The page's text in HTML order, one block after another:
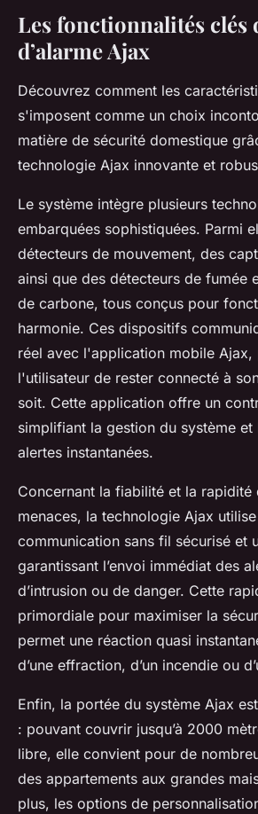
Les fonctionnalités clés
d’alarme Ajax
Découvrez comment les
s'imposent comme un choix
matière de sécurité domestique
technologie Ajax innovante et
Le système intègre plusieurs
embarquées sophistiquées. Parmi
détecteurs de mouvement, des
ainsi que des détecteurs de fumée
de carbone, tous conçus pour
harmonie. Ces dispositifs
réel avec l'application mobile Ajax,
l'utilisateur de rester connecté à
soit. Cette application offre un
simplifiant la gestion du système et
alertes instantanées.
Concernant la fiabilité et la rapidité
menaces, la technologie Ajax
communication sans fil sécurisé et
garantissant l’envoi immédiat des
d’intrusion ou de danger. Cette
primordiale pour maximiser la
permet une réaction quasi
d’une effraction, d’un incendie ou
Enfin, la portée du système Ajax
: pouvant couvrir jusqu’à 2000
libre, elle convient pour de
des appartements aux grandes
plus, les options de